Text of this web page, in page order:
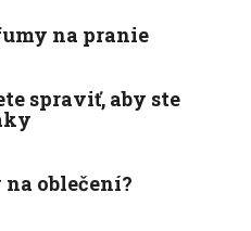
na pranie
spraviť, aby ste
oblečení?